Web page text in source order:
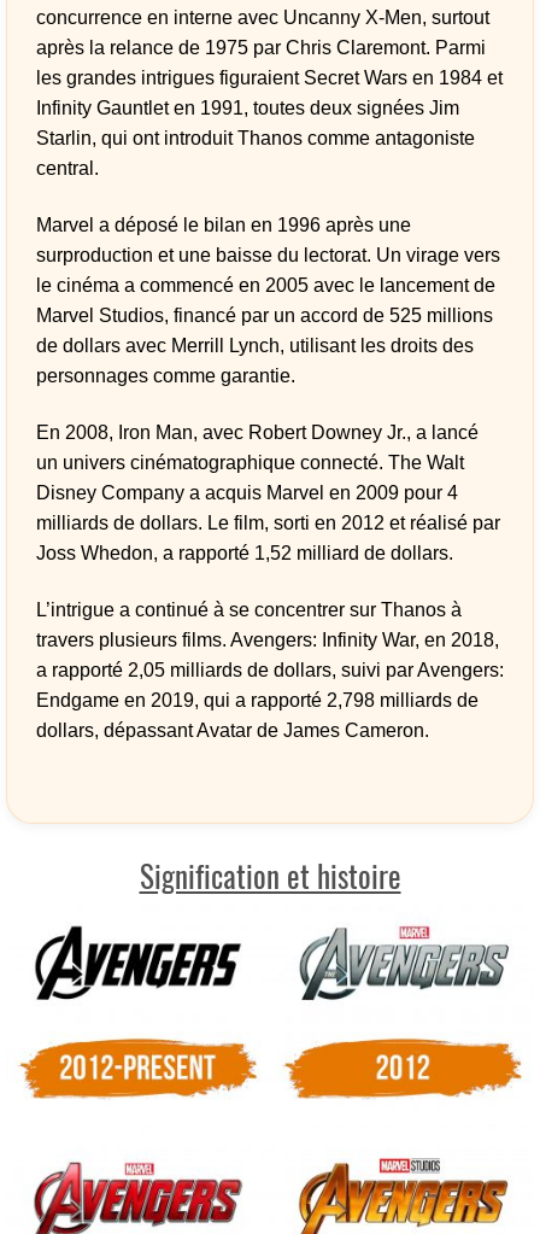
concurrence en interne avec Uncanny X-Men, surtout
après la relance de 1975 par Chris Claremont. Parmi
les grandes intrigues figuraient Secret Wars en 1984 et
Infinity Gauntlet en 1991, toutes deux signées Jim
Starlin, qui ont introduit Thanos comme antagoniste
central.
Marvel a déposé le bilan en 1996 après une
surproduction et une baisse du lectorat. Un virage vers
le cinéma a commencé en 2005 avec le lancement de
Marvel Studios, financé par un accord de 525 millions
de dollars avec Merrill Lynch, utilisant les droits des
personnages comme garantie.
En 2008, Iron Man, avec Robert Downey Jr., a lancé
un univers cinématographique connecté. The Walt
Disney Company a acquis Marvel en 2009 pour 4
milliards de dollars. Le film, sorti en 2012 et réalisé par
Joss Whedon, a rapporté 1,52 milliard de dollars.
L’intrigue a continué à se concentrer sur Thanos à
travers plusieurs films. Avengers: Infinity War, en 2018,
a rapporté 2,05 milliards de dollars, suivi par Avengers:
Endgame en 2019, qui a rapporté 2,798 milliards de
dollars, dépassant Avatar de James Cameron.
Signification et histoire